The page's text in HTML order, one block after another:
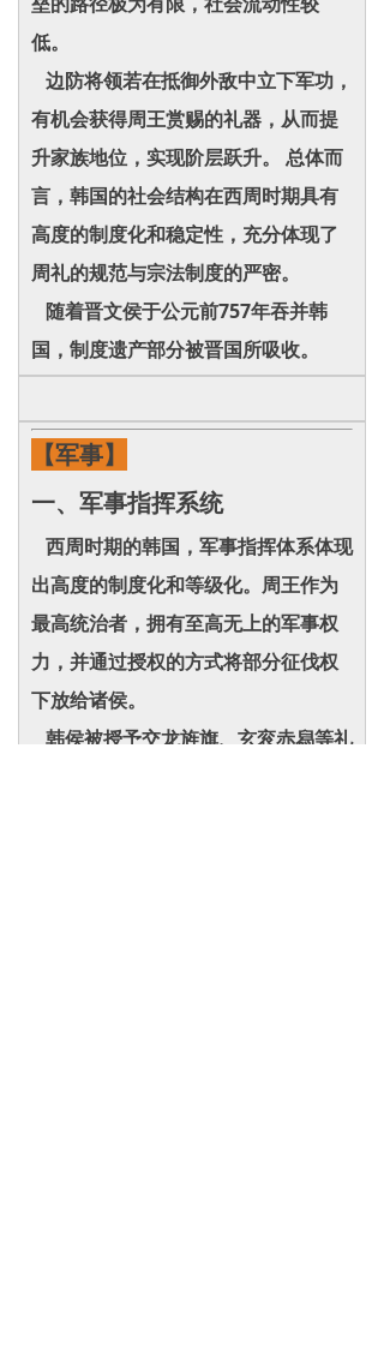
低。
边防将领若在抵御外敌中立下军功，
有机会获得周王赏赐的礼器，从而提
升家族地位，实现阶层跃升。 总体而
言，韩国的社会结构在西周时期具有
高度的制度化和稳定性，充分体现了
周礼的规范与宗法制度的严密。
随着晋文侯于公元前757年吞并韩
国，制度遗产部分被晋国所吸收。
【军事】
一、军事指挥系统
西周时期的韩国，军事指挥体系体现
出高度的制度化和等级化。周王作为
最高统治者，拥有至高无上的军事权
力，并通过授权的方式将部分征伐权
下放给诸侯。
韩侯被授予交龙旌旗、玄衮赤舄等礼